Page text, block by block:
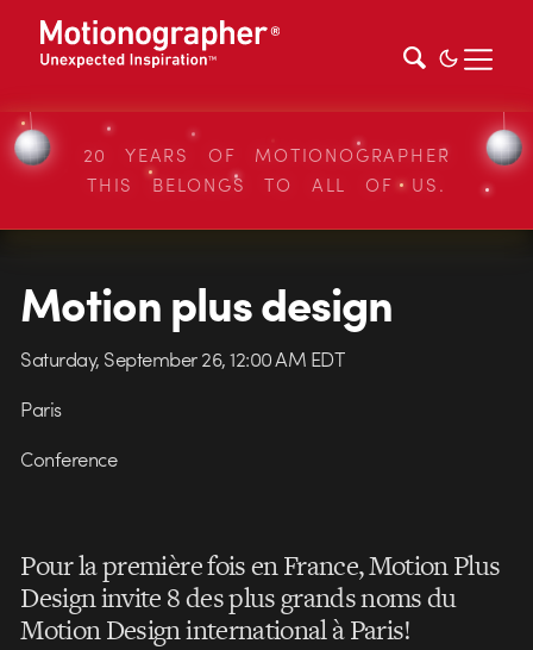
20 YEARS OF MOTIONOGRAPHER
THIS BELONGS TO ALL OF US.
Motion plus design
Saturday, September 26, 12:00 AM EDT
Paris
Conference
Pour la première fois en France, Motion Plus
Design invite 8 des plus grands noms du
Motion Design international à Paris!